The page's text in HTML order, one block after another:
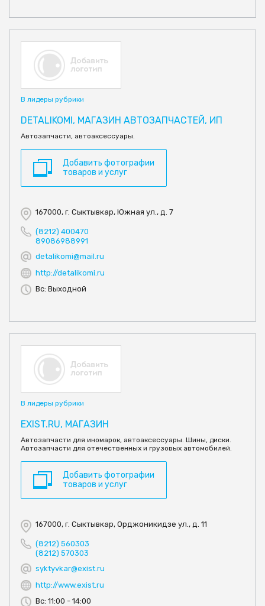
В лидеры рубрики
DETALIKOMI, МАГАЗИН АВТОЗАПЧАСТЕЙ, ИП
Автозапчасти, автоаксессуары.
Добавить фотографии
товаров и услуг
167000, г. Сыктывкар, Южная ул., д. 7
(8212) 400470
89086988991
detalikomi@mail.ru
http://detalikomi.ru
Вс: Выходной
В лидеры рубрики
EXIST.RU, МАГАЗИН
Автозапчасти для иномарок, автоаксессуары. Шины, диски.
Автозапчасти для отечественных и грузовых автомобилей.
Добавить фотографии
товаров и услуг
167000, г. Сыктывкар, Орджоникидзе ул., д. 11
(8212) 560303
(8212) 570303
syktyvkar@exist.ru
http://www.exist.ru
Вс: 11:00 - 14:00